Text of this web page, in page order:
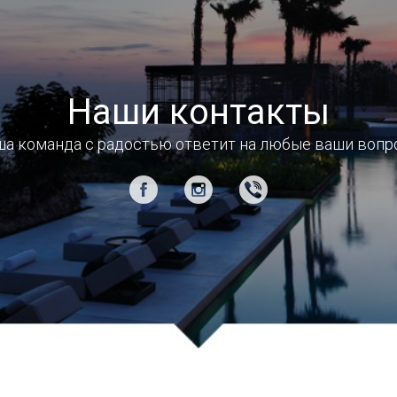
Наши контакты
команда с радостью ответит на любые ваши